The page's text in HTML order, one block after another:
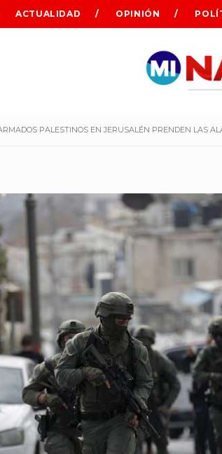
ACTUALIDAD OPINIÓN
PALESTINOS EN JERUSALÉN PRENDEN LAS